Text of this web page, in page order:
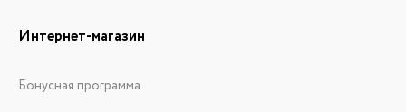
Интернет-магазин
Бонусная программа